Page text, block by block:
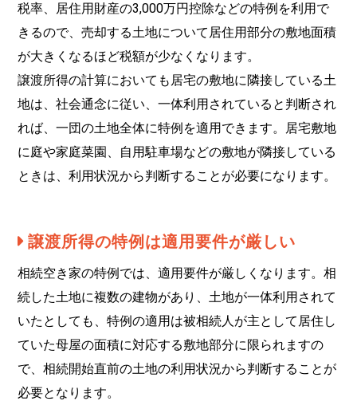
税率、居住用財産の3,000万円控除などの特例を利用で
きるので、売却する土地について居住用部分の敷地面積
が大きくなるほど税額が少なくなります。
譲渡所得の計算においても居宅の敷地に隣接している土
地は、社会通念に従い、一体利用されていると判断され
れば、一団の土地全体に特例を適用できます。居宅敷地
に庭や家庭菜園、自用駐車場などの敷地が隣接している
ときは、利用状況から判断することが必要になります。
譲渡所得の特例は適用要件が厳しい
相続空き家の特例では、適用要件が厳しくなります。相
続した土地に複数の建物があり、土地が一体利用されて
いたとしても、特例の適用は被相続人が主として居住し
ていた母屋の面積に対応する敷地部分に限られますの
で、相続開始直前の土地の利用状況から判断することが
必要となります。